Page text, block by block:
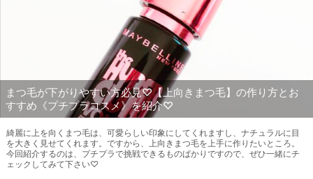
まつ毛が下がりやすい方必見♡【上向きまつ毛】の作り方とお
すすめ《プチプラコスメ》を紹介♡
綺麗に上を向くまつ毛は、可愛らしい印象にしてくれますし、ナチュラルに目
を大きく見せてくれます。ですから、上向きまつ毛を上手に作りたいところ。
今回紹介するのは、プチプラで挑戦できるものばかりですので、ぜひ一緒にチ
ェックしてみて下さい♡